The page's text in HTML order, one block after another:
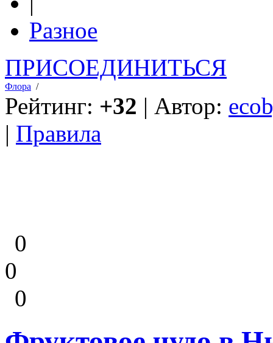
Разное
ПРИСОЕДИНИТЬСЯ
Флора /
Рейтинг: +32 | Автор:
| Правила
0
0
0